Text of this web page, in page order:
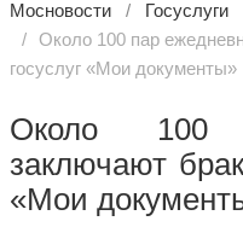
Мосновости
Госуслуги
Около 100 пар
госуслуг «Мои документы»
Около 100
заключают
«Мои